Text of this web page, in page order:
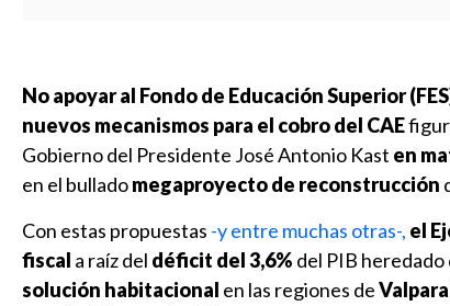
No apoyar al Fondo de Educación Superior
nuevos mecanismos para el cobro del CAE
Gobierno del Presidente José Antonio Kast en
en el bulladomegaproyecto de reconstrucción
Con estas propuestas -y entre muchas otras-, el
fiscal a raíz del déficit del 3,6% del PIB
solución habitacional en las regiones de